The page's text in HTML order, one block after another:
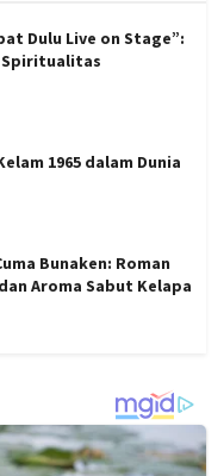
Dulu Live on Stage”:
Spiritualitas
1965 dalam Dunia
Bunaken: Roman
Aroma Sabut Kelapa